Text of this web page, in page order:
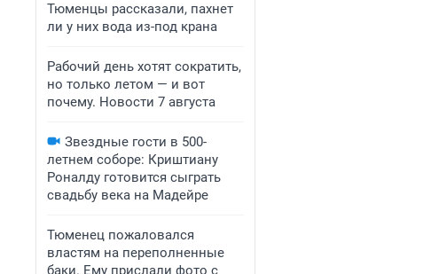
Тюменцы рассказали, пахнет
ли у них вода из-под крана
Рабочий день хотят сократить,
но только летом — и вот
почему. Новости 7 августа
Звездные гости в 500-
летнем соборе: Криштиану
Роналду готовится сыграть
свадьбу века на Мадейре
Тюменец пожаловался
властям на переполненные
баки. Ему прислали фото с